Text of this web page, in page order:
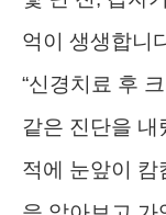
억이 생생합니
“신경치료 후
같은 진단을 내
적에 눈앞이 캄